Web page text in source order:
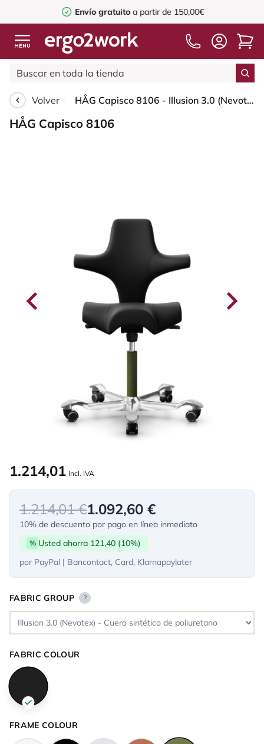
Envío gratuitoa partir de 150,00€
Volver HÅG Capisco 8106 - Illusion 3.0 (Nevotex) - Cuero sintético de poliuretano - ILU3110 - Black - Moss Grey - 150mm (seat height 40–55cm) - Hard castors for soft floors
HÅG Capisco 8106
1.214,01 Incl. IVA
1.214,01 €1.092,60 €
10% de descuento por pago en línea inmediato
% Usted ahorra 121,40 (10%)
por PayPal | Bancontact, Card, Klarnapaylater
FABRIC GROUP ?
FABRIC COLOUR
FRAME COLOUR